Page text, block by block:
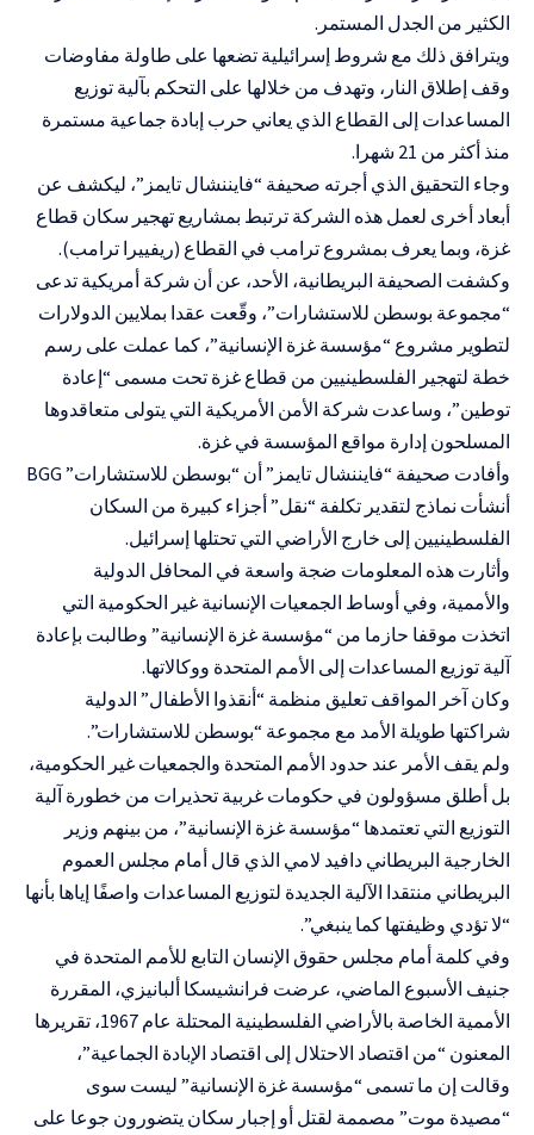
الكثير من الجدل المستمر.
ويترافق ذلك مع شروط إسرائيلية تضعها على طاولة مفاوضات
وقف إطلاق النار، وتهدف من خلالها على التحكم بآلية توزيع
المساعدات إلى القطاع الذي يعاني حرب إبادة جماعية مستمرة
منذ أكثر من 21 شهرا.
وجاء التحقيق الذي أجرته صحيفة “فايننشال تايمز”، ليكشف عن
أبعاد أخرى لعمل هذه الشركة ترتبط بمشاريع تهجير سكان قطاع
غزة، وبما يعرف بمشروع ترامب في القطاع (ريفييرا ترامب).
وكشفت الصحيفة البريطانية، الأحد، عن أن شركة أمريكية تدعى
“مجموعة بوسطن للاستشارات”، وقّعت عقدا بملايين الدولارات
لتطوير مشروع “مؤسسة غزة الإنسانية”، كما عملت على رسم
خطة لتهجير الفلسطينيين من قطاع غزة تحت مسمى “إعادة
توطين”، وساعدت شركة الأمن الأمريكية التي يتولى متعاقدوها
المسلحون إدارة مواقع المؤسسة في غزة.
وأفادت صحيفة “فايننشال تايمز” أن “بوسطن للاستشارات” BGG
أنشأت نماذج لتقدير تكلفة “نقل” أجزاء كبيرة من السكان
الفلسطينيين إلى خارج الأراضي التي تحتلها إسرائيل.
وأثارت هذه المعلومات ضجة واسعة في المحافل الدولية
والأممية، وفي أوساط الجمعيات الإنسانية غير الحكومية التي
اتخذت موقفا حازما من “مؤسسة غزة الإنسانية” وطالبت بإعادة
آلية توزيع المساعدات إلى الأمم المتحدة ووكالاتها.
وكان آخر المواقف تعليق منظمة “أنقذوا الأطفال” الدولية
شراكتها طويلة الأمد مع مجموعة “بوسطن للاستشارات”.
ولم يقف الأمر عند حدود الأمم المتحدة والجمعيات غير الحكومية،
بل أطلق مسؤولون في حكومات غربية تحذيرات من خطورة آلية
التوزيع التي تعتمدها “مؤسسة غزة الإنسانية”، من بينهم وزير
الخارجية البريطاني دافيد لامي الذي قال أمام مجلس العموم
البريطاني منتقدا الآلية الجديدة لتوزيع المساعدات واصفًا إياها بأنها
“لا تؤدي وظيفتها كما ينبغي”.
وفي كلمة أمام مجلس حقوق الإنسان التابع للأمم المتحدة في
جنيف الأسبوع الماضي، عرضت فرانشيسكا ألبانيزي، المقررة
الأممية الخاصة بالأراضي الفلسطينية المحتلة عام 1967، تقريرها
المعنون “من اقتصاد الاحتلال إلى اقتصاد الإبادة الجماعية”،
وقالت إن ما تسمى “مؤسسة غزة الإنسانية” ليست سوى
“مصيدة موت” مصممة لقتل أو إجبار سكان يتضورون جوعا على